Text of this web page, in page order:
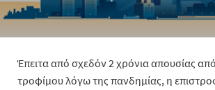
Έπειτα από σχεδόν 2 χρόνια απουσίας από
τροφίμου λόγω της πανδημίας, η